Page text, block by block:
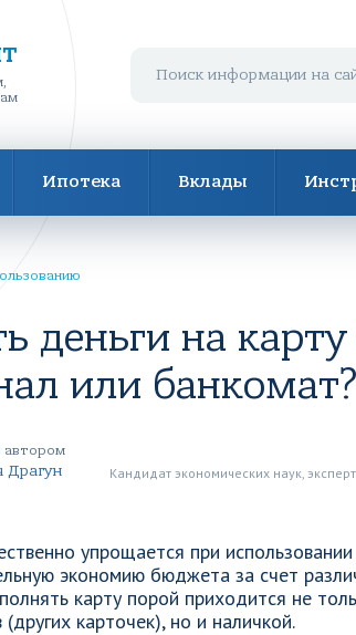
Ипотека Вклады
деньги на
или банкомат?
автором
Драгун Кандидат экономических наук, эксперт
упрощается при
экономию бюджета за счет
карту порой приходится не
карточек), но и наличкой.